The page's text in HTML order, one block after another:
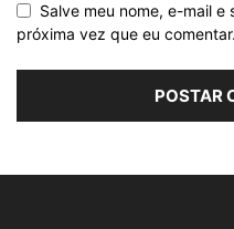
Salve meu nome, e-mail
próxima vez que eu comentar.